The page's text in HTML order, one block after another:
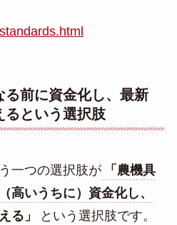
る前に資金化し、最新
るという選択肢
一つの選択肢が
「農機具
高いうちに）資金化し、
る」
という選択肢です。